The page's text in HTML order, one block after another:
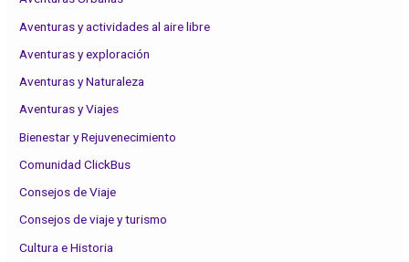
Aventuras y actividades al aire libre
Aventuras y exploración
Aventuras y Naturaleza
Aventuras y Viajes
Bienestar y Rejuvenecimiento
Comunidad ClickBus
Consejos de Viaje
Consejos de viaje y turismo
Cultura e Historia